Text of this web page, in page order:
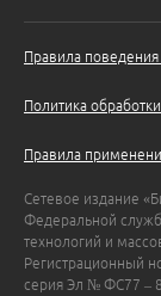
Правила поведения
Политика
Правила
Сетевое издание
Федеральной
технологий и
Регистрационный
серия Эл № ФС77 –